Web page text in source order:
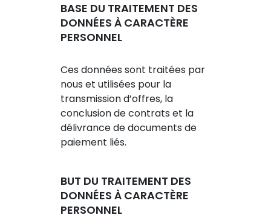
BASE DU TRAITEMENT DES
DONNÉES À CARACTÈRE
PERSONNEL
Ces données sont traitées par
nous et utilisées pour la
transmission d’offres, la
conclusion de contrats et la
délivrance de documents de
paiement liés.
BUT DU TRAITEMENT DES
DONNÉES À CARACTÈRE
PERSONNEL